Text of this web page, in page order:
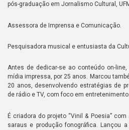
pós-graduação em Jornalismo Cultural,
Assessora de Imprensa e Comunicação.
Pesquisadora musical e entusiasta da
Antes de dedicar-se ao conteúdo on-
mídia impressa, por 25 anos. Marcou
20 anos, desenvolvendo estratégias de
de rádio e TV, com foco em entretenimento.
É criadora do projeto “Vinil & Poesia”
saraus e produção fonográfica. Lançou